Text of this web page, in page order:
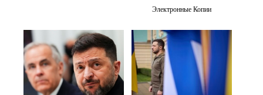
Электронные Копии